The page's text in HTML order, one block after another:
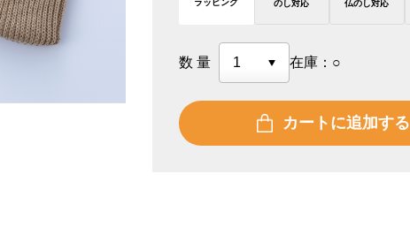
ラッピング のし対応 仏のし対応
数量 在庫： ○
カートに追加する